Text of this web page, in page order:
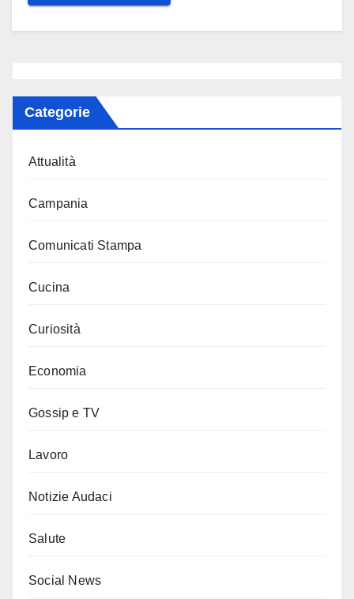
Categorie
Attualità
Campania
Comunicati Stampa
Cucina
Curiosità
Economia
Gossip e TV
Lavoro
Notizie Audaci
Salute
Social News